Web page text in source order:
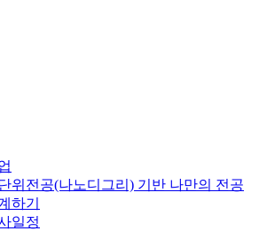
위전공(나노디그리) 기반 나만의 전공
하기
일정